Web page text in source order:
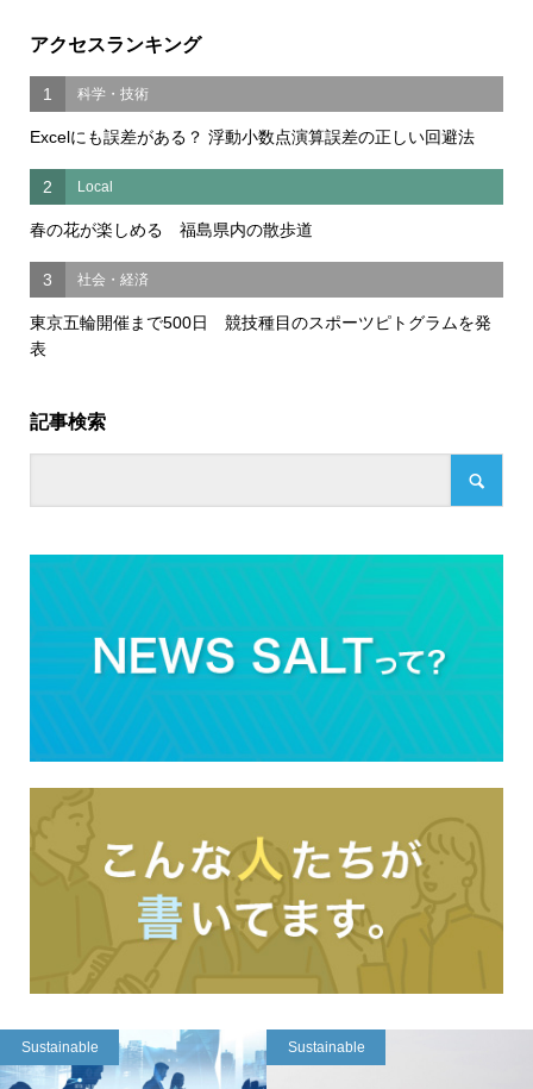
アクセスランキング
1 科学・技術
Excelにも誤差がある？ 浮動小数点演算誤差の正しい回避法
2 Local
春の花が楽しめる 福島県内の散歩道
3 社会・経済
東京五輪開催まで500日 競技種目のスポーツピトグラムを発
表
記事検索
Sustainable Sustainable